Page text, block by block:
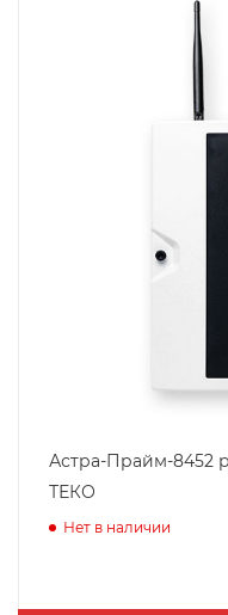
Астра-Прайм-8452
ТЕКО
Нет в наличии